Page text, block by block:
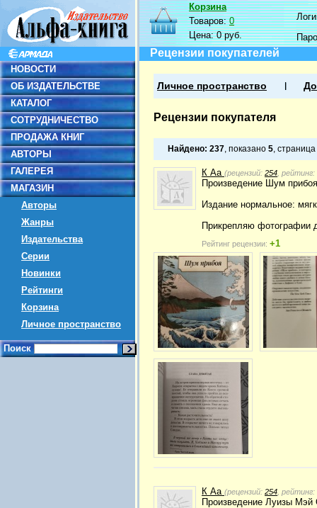
НОВОСТИ
ОБ ИЗДАТЕЛЬСТВЕ
КАТАЛОГ
СОТРУДНИЧЕСТВО
ПРОДАЖА КНИГ
АВТОРЫ
ГАЛЕРЕЯ
МАГАЗИН
Авторы
Жанры
Издательства
Серии
Новинки
Рейтинги
Корзина
Личное пространство
Поиск
Корзина
Товаров:0
Цена:0 руб.
Рецензии покупателей
Личное пространство
Рецензии покупателя
Найдено: 237, показано 5, страница
К Аа (рецензий: 254 , рейтинг:
Произведение Шум
Издание нормальное:
Прикрепляю фотографии
Рейтинг рецензии: +1
К Аа (рецензий: 254 , рейтинг:
Произведение Луизы Мэй